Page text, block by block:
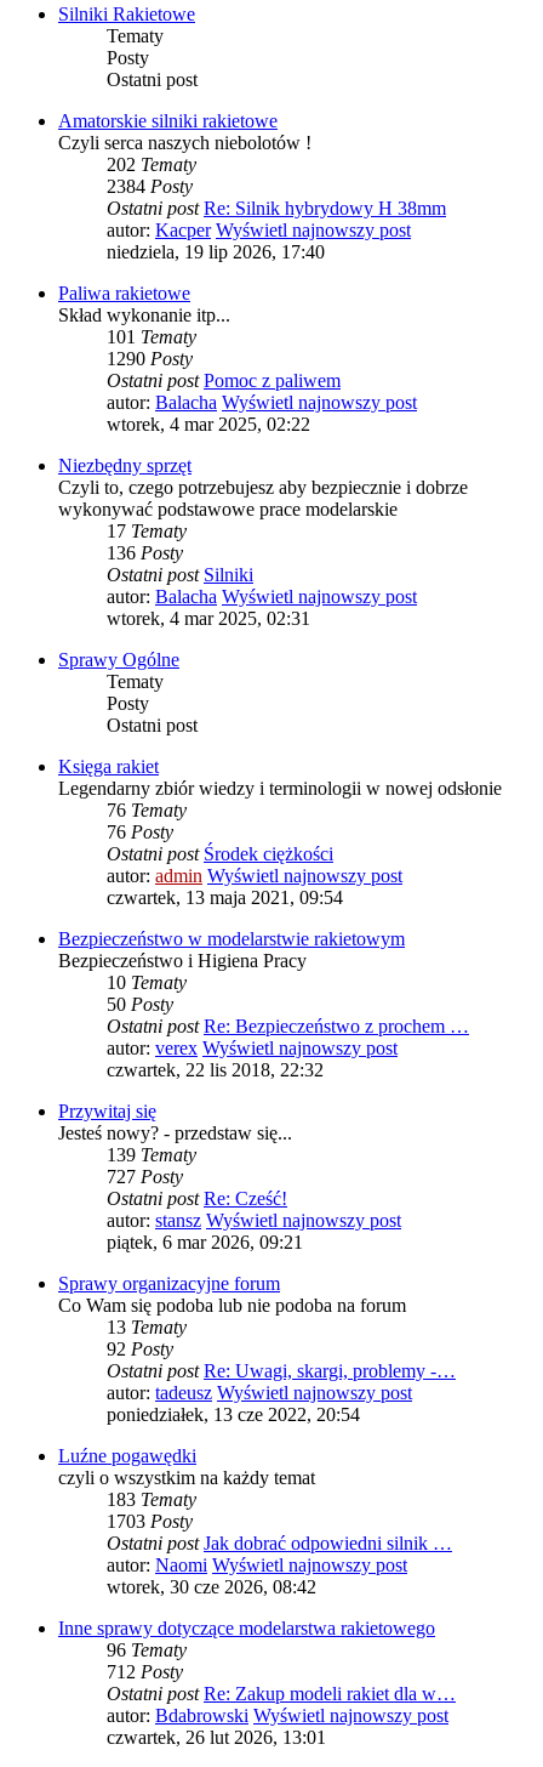
Silniki Rakietowe
Tematy
Posty
Ostatni post
Amatorskie silniki rakietowe
Czyli serca naszych niebolotów !
202 Tematy
2384 Posty
Ostatni post Re: Silnik hybrydowy H 38mm
autor: Kacper Wyświetl najnowszy post
niedziela, 19 lip 2026, 17:40
Paliwa rakietowe
Skład wykonanie itp...
101 Tematy
1290 Posty
Ostatni post Pomoc z paliwem
autor: Balacha Wyświetl najnowszy post
wtorek, 4 mar 2025, 02:22
Niezbędny sprzęt
Czyli to, czego potrzebujesz aby bezpiecznie i dobrze
wykonywać podstawowe prace modelarskie
17 Tematy
136 Posty
Ostatni post Silniki
autor: Balacha Wyświetl najnowszy post
wtorek, 4 mar 2025, 02:31
Sprawy Ogólne
Tematy
Posty
Ostatni post
Księga rakiet
Legendarny zbiór wiedzy i terminologii w nowej odsłonie
76 Tematy
76 Posty
Ostatni post Środek ciężkości
autor: admin Wyświetl najnowszy post
czwartek, 13 maja 2021, 09:54
Bezpieczeństwo w modelarstwie rakietowym
Bezpieczeństwo i Higiena Pracy
10 Tematy
50 Posty
Ostatni post Re: Bezpieczeństwo z prochem …
autor: verex Wyświetl najnowszy post
czwartek, 22 lis 2018, 22:32
Przywitaj się
Jesteś nowy? - przedstaw się...
139 Tematy
727 Posty
Ostatni post Re: Cześć!
autor: stansz Wyświetl najnowszy post
piątek, 6 mar 2026, 09:21
Sprawy organizacyjne forum
Co Wam się podoba lub nie podoba na forum
13 Tematy
92 Posty
Ostatni post Re: Uwagi, skargi, problemy -…
autor: tadeusz Wyświetl najnowszy post
poniedziałek, 13 cze 2022, 20:54
Luźne pogawędki
czyli o wszystkim na każdy temat
183 Tematy
1703 Posty
Ostatni post Jak dobrać odpowiedni silnik …
autor: Naomi Wyświetl najnowszy post
wtorek, 30 cze 2026, 08:42
Inne sprawy dotyczące modelarstwa rakietowego
96 Tematy
712 Posty
Ostatni post Re: Zakup modeli rakiet dla w…
autor: Bdabrowski Wyświetl najnowszy post
czwartek, 26 lut 2026, 13:01